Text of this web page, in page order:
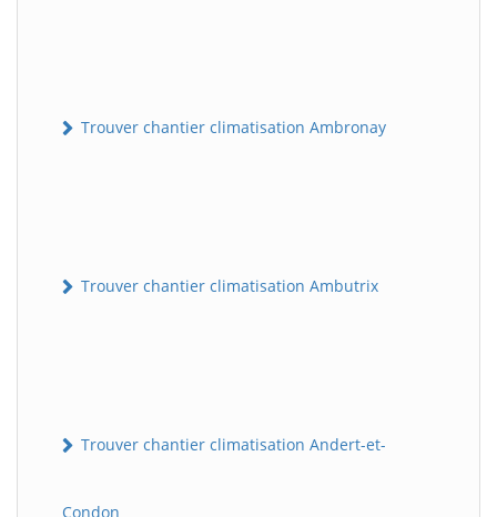
Trouver chantier climatisation Ambronay
Trouver chantier climatisation Ambutrix
Trouver chantier climatisation Andert-et-
Condon